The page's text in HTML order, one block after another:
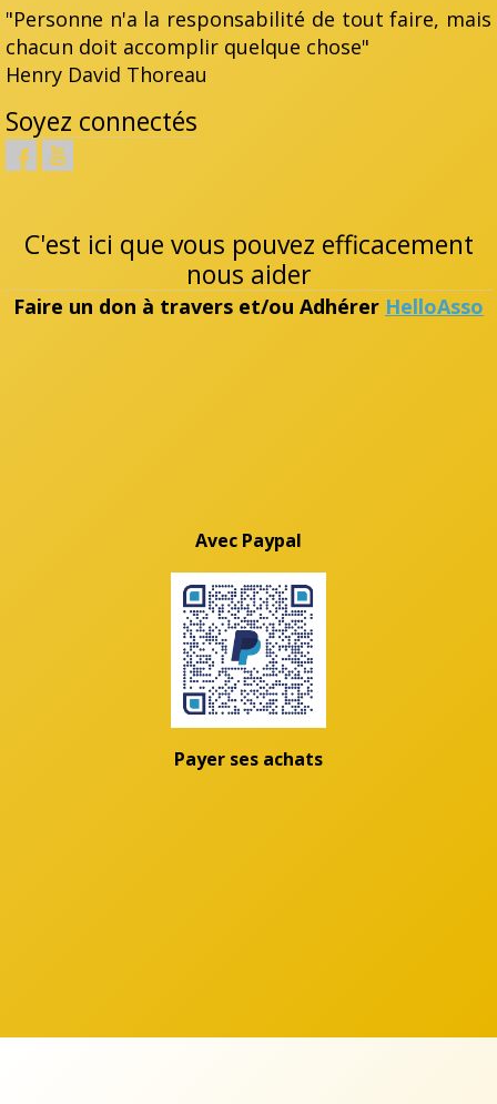
"Personne n'a la responsabilité de tout faire, mais
chacun doit accomplir quelque chose"
Henry David Thoreau
Soyez connectés
C'est ici que vous pouvez efficacement
nous aider
Faire un don à travers et/ou Adhérer HelloAsso
Avec Paypal
Payer ses achats